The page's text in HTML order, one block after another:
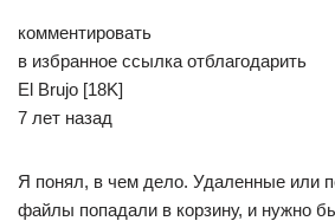
комментировать
в избранное ссылка отблагодарить
El Brujo [18K]
7 лет назад
Я понял, в чем дело. Удаленные или
файлы попадали в корзину, и нужно